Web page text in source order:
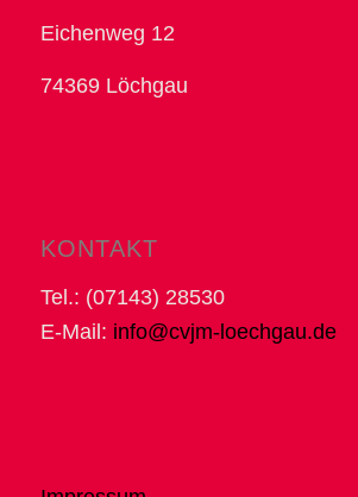
Eichenweg 12
74369 Löchgau
KONTAKT
Tel.: (07143) 28530
E-Mail: info@cvjm-loechgau.de